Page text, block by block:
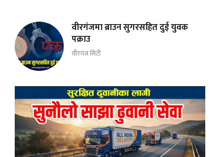
वीरगंजमा ब्राउन सुगरसहित दुई युवक
पक्राउ
वीरगंज सिटी